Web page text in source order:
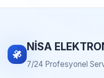
NİSA
7/24 Profesyonel